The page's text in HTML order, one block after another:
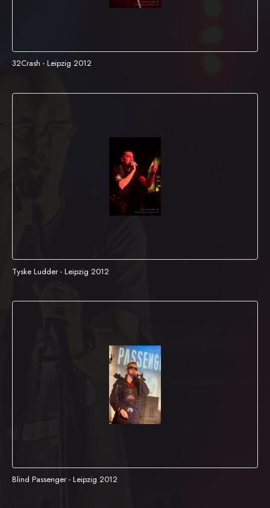
32Crash - Leipzig 2012
Tyske Ludder - Leipzig 2012
Blind Passenger - Leipzig 2012